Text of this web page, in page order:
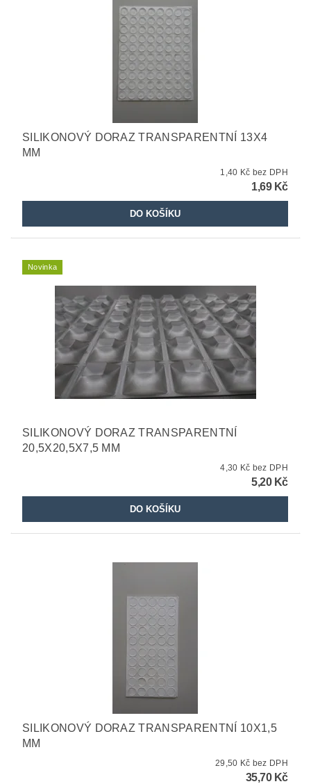
SILIKONOVÝ DORAZ TRANSPARENTNÍ 13X4
MM
1,40 Kč bez DPH
1,69 Kč
Novinka
SILIKONOVÝ DORAZ TRANSPARENTNÍ
20,5X20,5X7,5 MM
4,30 Kč bez DPH
5,20 Kč
SILIKONOVÝ DORAZ TRANSPARENTNÍ 10X1,5
MM
29,50 Kč bez DPH
35,70 Kč